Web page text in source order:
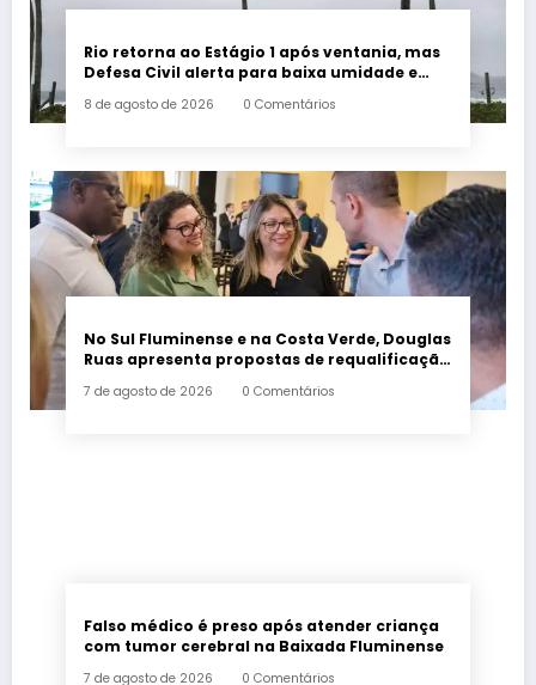
Rio retorna ao Estágio 1 após ventania, mas
Defesa Civil alerta para baixa umidade e
8 de agosto de 2026 0 Comentários
No Sul Fluminense e na Costa Verde, Douglas
Ruas apresenta propostas de requalificação
7 de agosto de 2026 0 Comentários
Falso médico é preso após atender criança
com tumor cerebral na Baixada Fluminense
7 de agosto de 2026 0 Comentários